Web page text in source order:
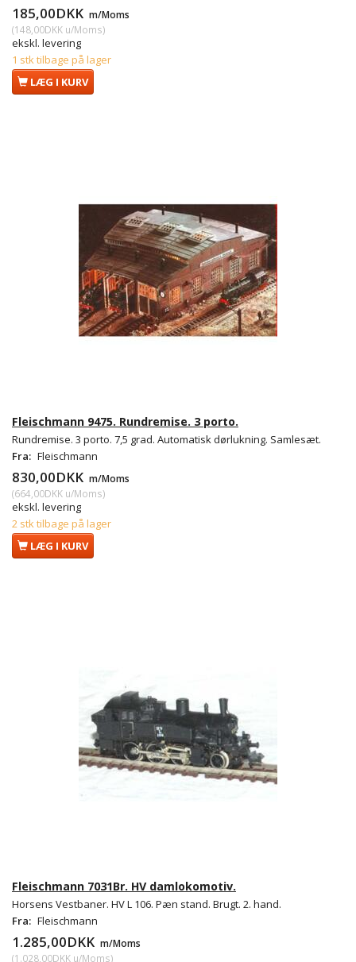
185,00DKK m/Moms
(148,00DKK u/Moms)
ekskl. levering
1 stk tilbage på lager
LÆG I KURV
Fleischmann 9475. Rundremise. 3 porto.
Rundremise. 3 porto. 7,5 grad. Automatisk dørlukning. Samlesæt.
Fra: Fleischmann
830,00DKK m/Moms
(664,00DKK u/Moms)
ekskl. levering
2 stk tilbage på lager
LÆG I KURV
Fleischmann 7031Br. HV damlokomotiv.
Horsens Vestbaner. HV L 106. Pæn stand. Brugt. 2. hand.
Fra: Fleischmann
1.285,00DKK m/Moms
(1.028,00DKK u/Moms)